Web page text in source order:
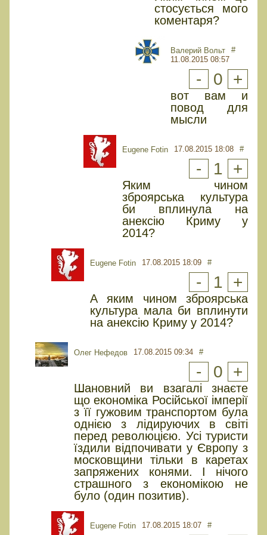
стосується мого
коментаря?
Валерий Вольт
11.08.2015 08:57
#
- 0 +
вот вам и
повод для
мысли
Eugene Fotin 17.08.2015 18:08 #
- 1 +
Яким чином
зброярська культура
би вплинула на
анексію Криму у
2014?
Eugene Fotin 17.08.2015 18:09 #
- 1 +
А яким чином зброярська
культура мала би вплинути
на анексію Криму у 2014?
Олег Нефедов 17.08.2015 09:34 #
- 0 +
Шановний ви взагалі знаєте
що економіка Російської імперії
з її гужовим транспортом була
однією з лідируючих в світі
перед революцією. Усі туристи
їздили відпочивати у Європу з
московщини тільки в каретах
запряжених конями. І нічого
страшного з економікою не
було (один позитив).
Eugene Fotin 17.08.2015 18:07 #